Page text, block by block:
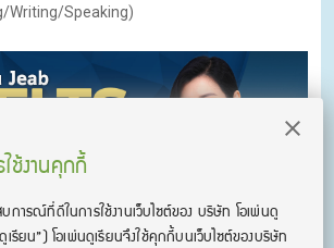
Writing/Speaking)
ช้งานคุกกี้
บการณ์ที่ดีในการใช้งานเว็บไซต์ของ บริษัท โอเพ่นดู
เรียน”)โอเพ่นดูเรียนจึงใช้คุกกี้บนเว็บไซต์ของบริษัท